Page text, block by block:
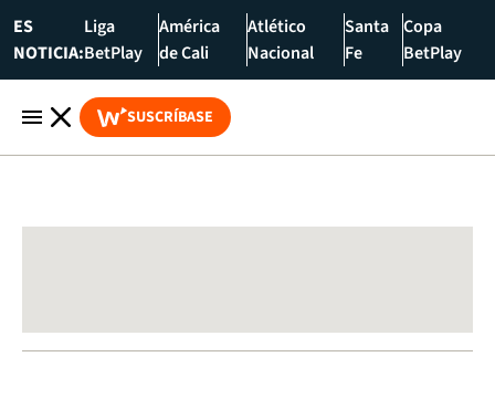
ES
NOTICIA:
Liga
BetPlay
América
de Cali
Atlético
Nacional
Santa
Fe
Copa
BetPlay
SUSCRÍBASE